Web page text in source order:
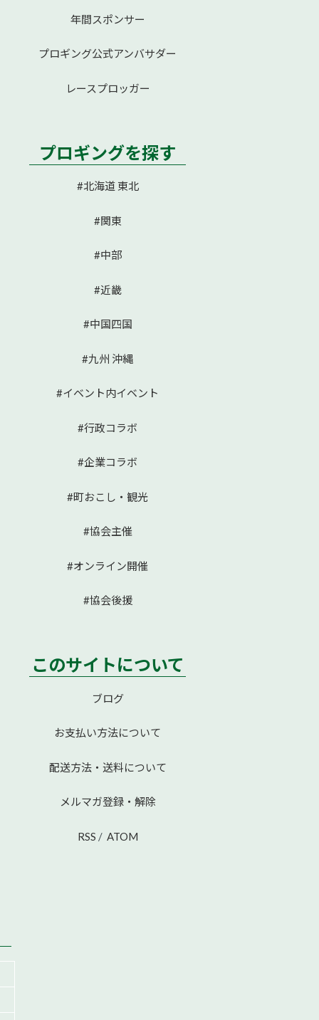
年間スポンサー
プロギング公式アンバサダー
レースプロッガー
プロギングを探す
#北海道 東北
#関東
#中部
#近畿
#中国四国
#九州 沖縄
#イベント内イベント
#行政コラボ
#企業コラボ
#町おこし・観光
#協会主催
#オンライン開催
#協会後援
このサイトについて
ブログ
お支払い方法について
配送方法・送料について
メルマガ登録・解除
RSS / ATOM